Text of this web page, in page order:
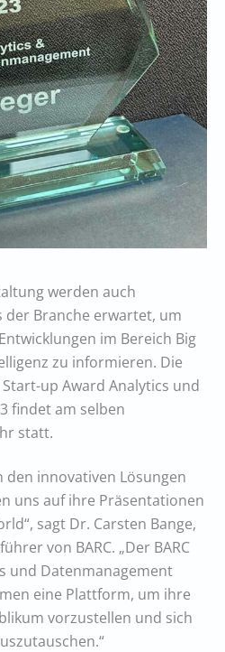
werden auch
der Branche erwartet, um
im Bereich Big
zu informieren. Die
Start-up Award Analytics und
findet am selben
statt.
den innovativen Lösungen
uns auf ihre Präsentationen
sagt Dr. Carsten Bange,
von BARC. „Der BARC
und Datenmanagement
eine Plattform, um ihre
vorzustellen und sich